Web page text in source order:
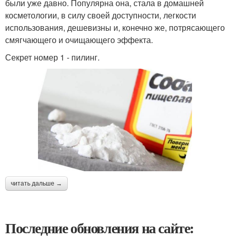
были уже давно. Популярна она, стала в домашней
косметологии, в силу своей доступности, легкости
использования, дешевизны и, конечно же, потрясающего
смягчающего и очищающего эффекта.
Секрет номер 1 - пилинг.
читать дальше →
Последние обновления на сайте: